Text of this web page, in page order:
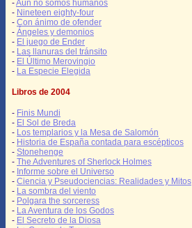
-Aún no somos humanos
- Nineteen eighty-four
- Con ánimo de ofender
- Ángeles y demonios
- El juego de Ender
- Las llanuras del tránsito
- El Último Merovingio
- La Especie Elegida
Libros de 2004
- Finis Mundi
- El Sol de Breda
- Los templarios y la Mesa de Salomón
- Historia de España contada para escépticos
- Stonehenge
- The Adventures of Sherlock Holmes
- Informe sobre el Universo
- Ciencia y Pseudociencias: Realidades y Mitos
- La sombra del viento
- Polgara the sorceress
- La Aventura de los Godos
- El Secreto de la Diosa